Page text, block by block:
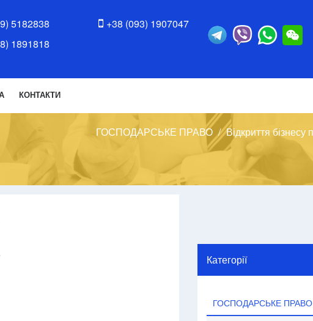
5182838
1891818
+38 (093) 1907047
КОНТАКТИ
ГОСПОДАРСЬКЕ ПРАВО Відкриття бізнесу
Категорії
ГОСПОДАРСЬКЕ ПРАВО